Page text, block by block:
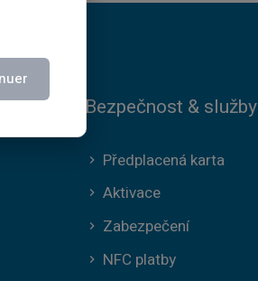
Bezpečnost & služby
Předplacená karta
Aktivace
Zabezpečení
NFC platby